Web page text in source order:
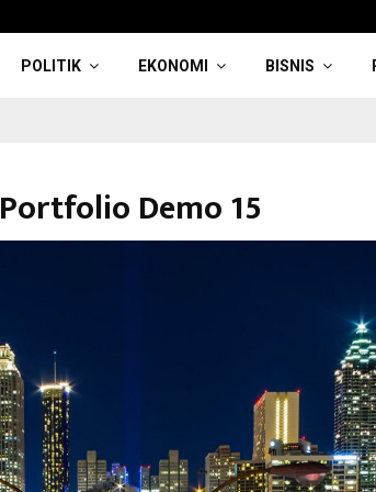
POLITIK EKONOMI BISNIS
Portfolio Demo 15